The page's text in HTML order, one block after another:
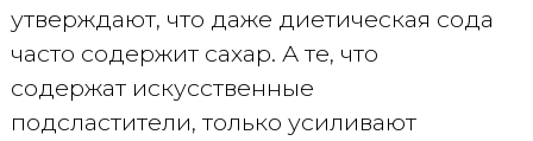
утверждают, что даже диетическая сода
часто содержит сахар. А те, что
содержат искусственные
подсластители, только усиливают